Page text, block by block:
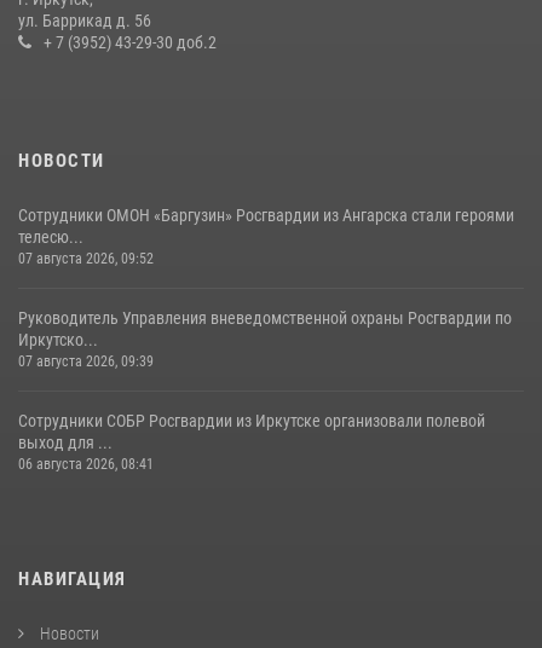
Сотрудники СОБР «Байкал» Росгвардии отработали ликвидацию
условных диверсионных групп в различных условиях местности
ул. Баррикад д. 56
+ 7 (3952) 43-29-30 доб.2
НОВОСТИ
Сотрудники ОМОН «Баргузин» Росгвардии из Ангарска стали героями
телесю...
07 августа 2026, 09:52
Руководитель Управления вневедомственной охраны Росгвардии по
Иркутско...
07 августа 2026, 09:39
Сотрудники СОБР Росгвардии из Иркутске организовали полевой
выход для ...
06 августа 2026, 08:41
НАВИГАЦИЯ
Новости